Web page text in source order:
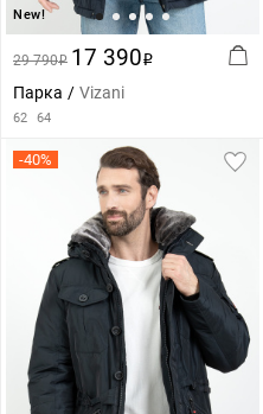
New!
29 790i 17 390i
Парка Vizani
62 64
-40%